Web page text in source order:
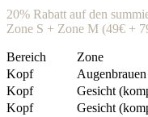
20% Rabatt auf den
Zone S + Zone M (49€ +
Bereich Zone
Kopf
Augenbrauen
Kopf
Gesicht
Kopf
Gesicht